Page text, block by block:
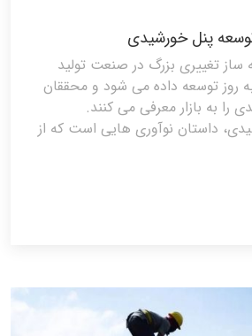
پنل خورشیدی
ساز تغییری بزرگ در صنعت تولید
روز توسعه داده می شود و محققان
را به بازار معرفی می کنند.
داستان نوآوری هایی است که از